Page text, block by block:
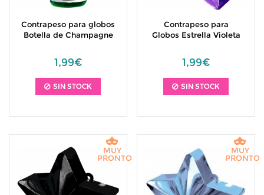
Contrapeso para globos
Botella de Champagne
1,99€
SIN STOCK
Contrapeso para
Globos Estrella Violeta
1,99€
SIN STOCK
MUY
PRONTO
MUY
PRONTO